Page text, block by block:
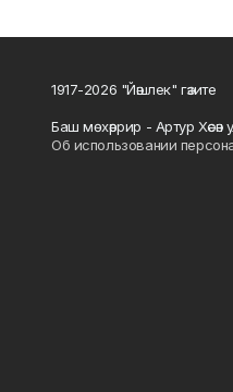
1917-2026 "Йәшлек" гәзите
Баш мөхәррир - Артур Хәсән
Об использовании